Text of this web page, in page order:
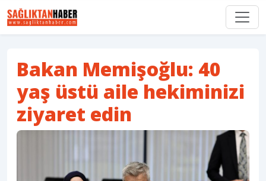
Bakan Memişoğlu: 40
yaş üstü aile hekiminizi
ziyaret edin